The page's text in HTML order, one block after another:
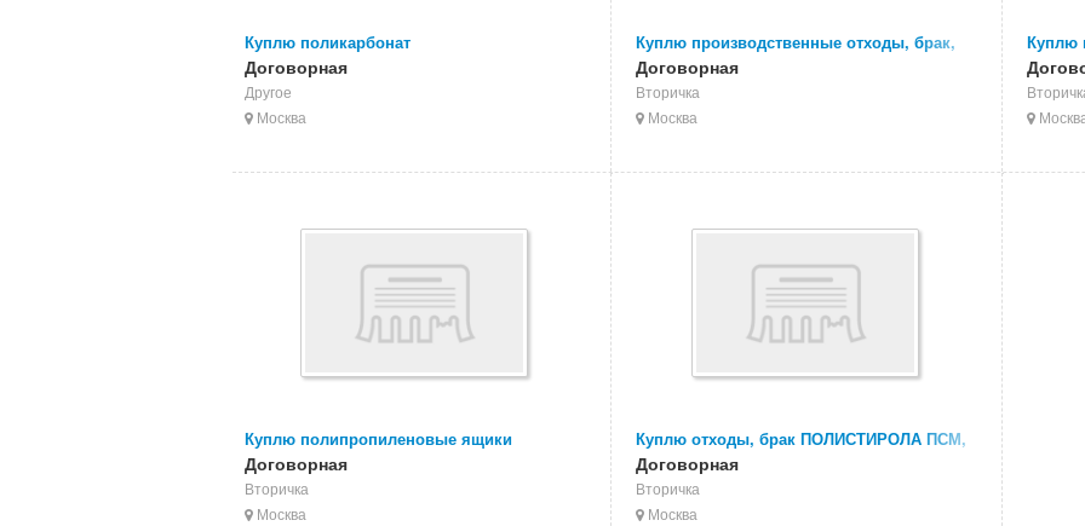
Куплю поликарбонат
Договорная
Другое
Москва
Куплю производственные отходы, брак,
изделия полиамида
Договорная
Вторичка
Москва
Куплю
Куплю полипропиленовые ящики
Договорная
Вторичка
Москва
Куплю отходы, брак ПОЛИСТИРОЛА ПСМ,
УПМ
Договорная
Вторичка
Москва